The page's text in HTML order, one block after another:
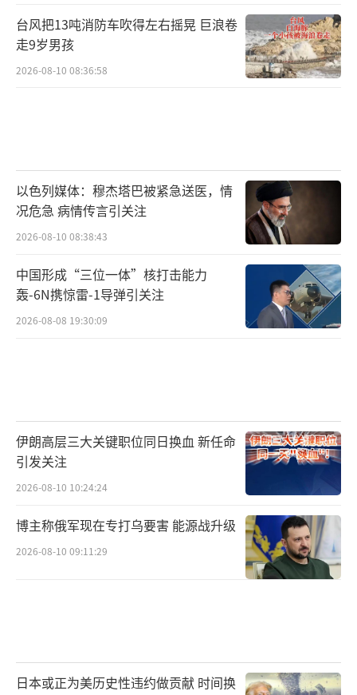
台风把13吨消防车吹得左右摇晃 巨浪卷
走9岁男孩
2026-08-10 08:36:58
以色列媒体：穆杰塔巴被紧急送医，情
况危急 病情传言引关注
2026-08-10 08:38:43
中国形成“三位一体”核打击能力
轰-6N携惊雷-1导弹引关注
2026-08-08 19:30:09
伊朗高层三大关键职位同日换血 新任命
引发关注
2026-08-10 10:24:24
博主称俄军现在专打乌要害 能源战升级
2026-08-10 09:11:29
日本或正为美历史性违约做贡献 时间换